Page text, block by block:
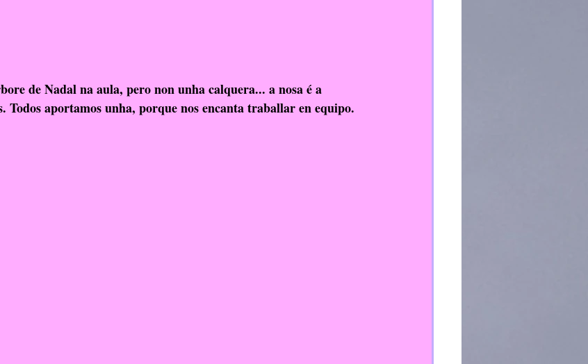
de Nadal na aula, pero non unha calquera... a nosa é a
Todos aportamos unha, porque nos encanta traballar en equipo.